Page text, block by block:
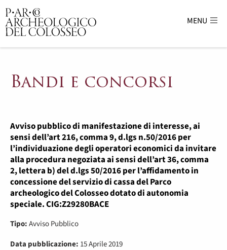
Parco Archeologico del Colosseo - sito
MENU
Bandi e concorsi
Avviso pubblico di manifestazione di interesse, ai
sensi dell’art 216, comma 9, d.lgs n.50/2016 per
l’individuazione degli operatori economici da invitare
alla procedura negoziata ai sensi dell’art 36, comma
2, lettera b) del d.lgs 50/2016 per l’affidamento in
concessione del servizio di cassa del Parco
archeologico del Colosseo dotato di autonomia
speciale. CIG:Z29280BACE
Tipo:Avviso Pubblico
Data pubblicazione: 15 Aprile 2019